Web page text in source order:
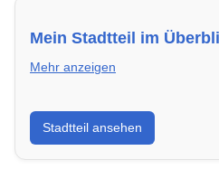
Mein Stadtteil im
Mehr anzeigen
Erfahre mehr über deinen
Lebensqualität,
Freizeitmöglichkeiten und
Stadtteil ansehen